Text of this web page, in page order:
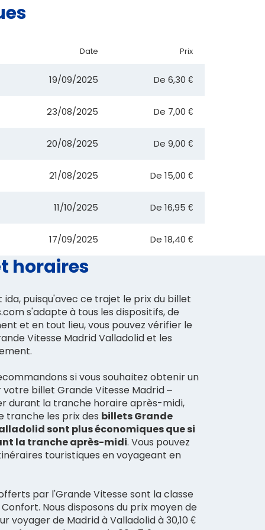
Date Prix
19/09/2025 De 6,30 €
23/08/2025 De 7,00 €
20/08/2025 De 9,00 €
21/08/2025 De 15,00 €
11/10/2025 De 16,95 €
17/09/2025 De 18,40 €
horaires
ida, puisqu'avec ce trajet le prix du billet
s'adapte à tous les dispositifs, de
et en tout lieu, vous pouvez vérifier le
Vitesse Madrid Valladolid et les
si vous souhaitez obtenir un
billet Grande Vitesse Madrid –
durant la tranche horaire après-midi,
tranche les prix des billets Grande
sont plus économiques que si
la tranche après-midi. Vous pouvez
touristiques en voyageant en
par l'Grande Vitesse sont la classe
Nous disposons du prix moyen de
voyager de Madrid à Valladolid à 30,10 €